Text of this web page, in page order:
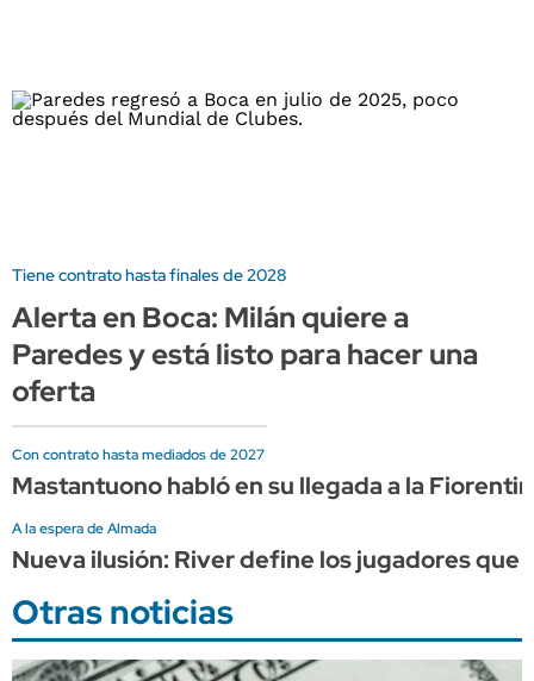
Tiene contrato hasta finales de 2028
Alerta en Boca: Milán quiere a
Paredes y está listo para hacer una
oferta
Con contrato hasta mediados de 2027
Mastantuono habló en su llegada a la
A la espera de Almada
Nueva ilusión: River define los jugadores que
Otras noticias